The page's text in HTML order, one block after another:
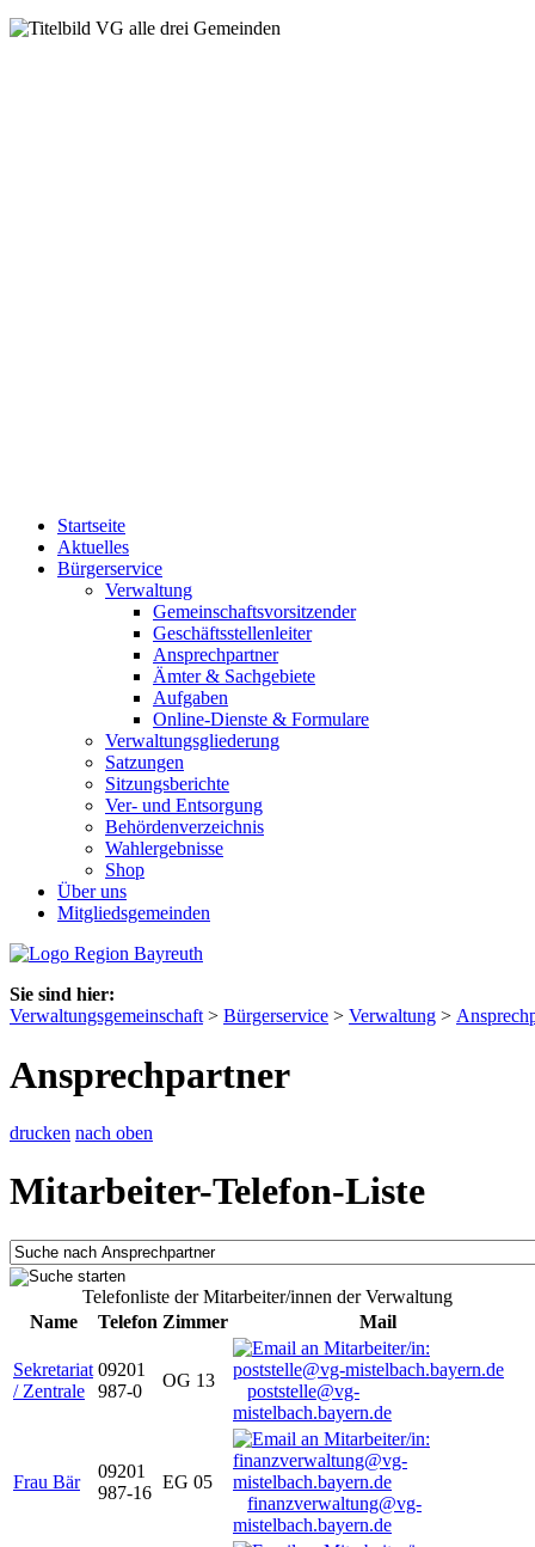
Startseite
Aktuelles
Bürgerservice
Verwaltung
Gemeinschaftsvorsitzender
Geschäftsstellenleiter
Ansprechpartner
Ämter & Sachgebiete
Aufgaben
Online-Dienste & Formulare
Verwaltungsgliederung
Satzungen
Sitzungsberichte
Ver- und Entsorgung
Behördenverzeichnis
Wahlergebnisse
Shop
Über uns
Mitgliedsgemeinden
Sie sind hier:
Verwaltungsgemeinschaft > Bürgerservice > Verwaltung >
Ansprechpartner
drucken nach oben
Mitarbeiter-Telefon-Liste
Telefonliste der Mitarbeiter/innen der Verwaltung
Name
Telefon Zimmer Mail
Sekretariat
/ Zentrale
09201
987-0
OG 13
poststelle@vg-
mistelbach.bayern.de
Frau Bär
09201
987-16
EG 05
finanzverwaltung@vg-
mistelbach.bayern.de